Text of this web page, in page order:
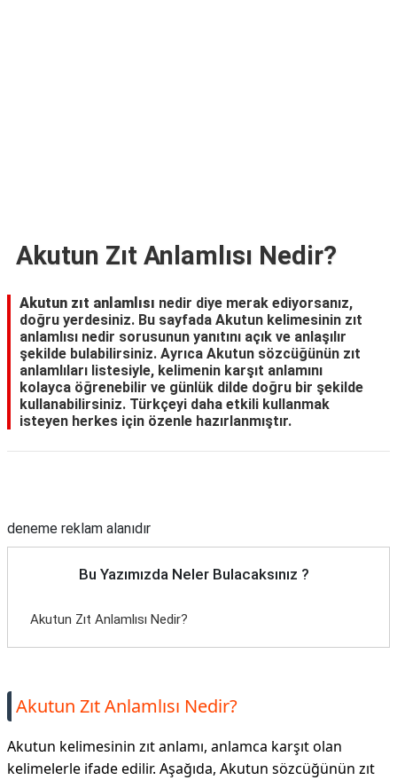
Akutun Zıt Anlamlısı Nedir?
Akutun zıt anlamlısı nedir diye merak ediyorsanız,
doğru yerdesiniz. Bu sayfada Akutun kelimesinin zıt
anlamlısı nedir sorusunun yanıtını açık ve anlaşılır
şekilde bulabilirsiniz. Ayrıca Akutun sözcüğünün zıt
anlamlıları listesiyle, kelimenin karşıt anlamını
kolayca öğrenebilir ve günlük dilde doğru bir şekilde
kullanabilirsiniz. Türkçeyi daha etkili kullanmak
isteyen herkes için özenle hazırlanmıştır.
deneme reklam alanıdır
Bu Yazımızda Neler Bulacaksınız ?
Akutun Zıt Anlamlısı Nedir?
Akutun Zıt Anlamlısı Nedir?
Akutun kelimesinin zıt anlamı, anlamca karşıt olan
kelimelerle ifade edilir. Aşağıda, Akutun sözcüğünün zıt